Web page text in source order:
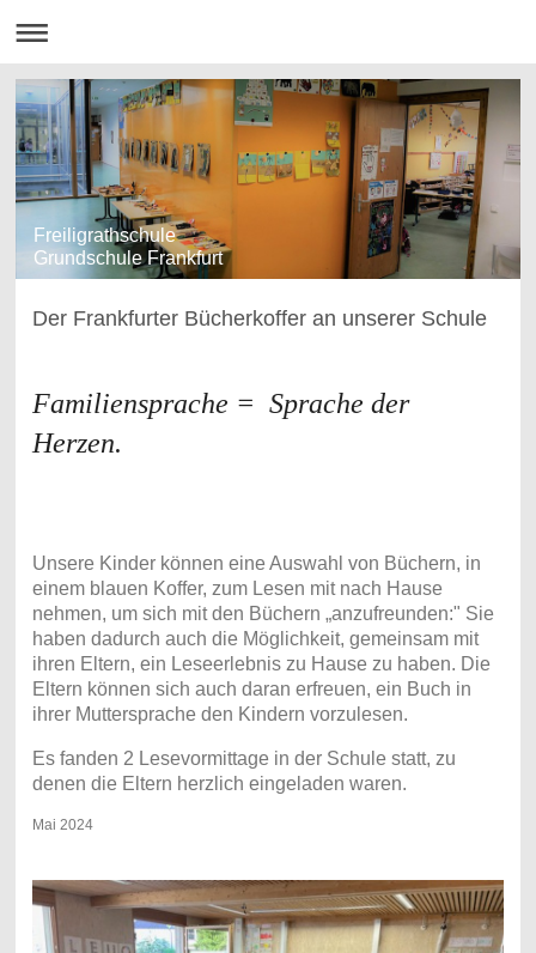
Freiligrathschule
Grundschule Frankfurt
Der Frankfurter Bücherkoffer an unserer Schule
Familiensprache = Sprache der
Herzen.
Unsere Kinder können eine Auswahl von Büchern, in
einem blauen Koffer, zum Lesen mit nach Hause
nehmen, um sich mit den Büchern „anzufreunden:" Sie
haben dadurch auch die Möglichkeit, gemeinsam mit
ihren Eltern, ein Leseerlebnis zu Hause zu haben. Die
Eltern können sich auch daran erfreuen, ein Buch in
ihrer Muttersprache den Kindern vorzulesen.
Es fanden 2 Lesevormittage in der Schule statt, zu
denen die Eltern herzlich eingeladen waren.
Mai 2024